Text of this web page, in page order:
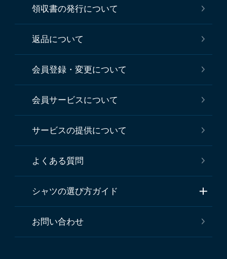
領収書の発行について
返品について
会員登録・変更について
会員サービスについて
サービスの提供について
よくある質問
シャツの選び方ガイド
お問い合わせ